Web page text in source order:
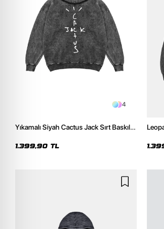
4
Yıkamalı Siyah Cactus Jack Sırt Baskılı
1.399,90 TL